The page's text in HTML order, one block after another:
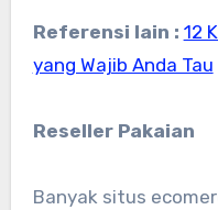
Referensi lain : 12
yang Wajib Anda Tau
Reseller Pakaian
Banyak situs